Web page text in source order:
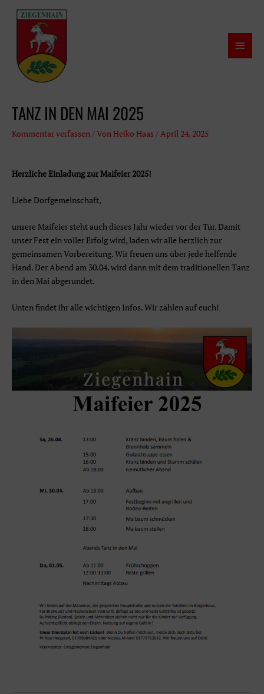
Inhalt
TANZ IN DEN MAI 2025
Kommentar verfassen/ Von Heiko Haas /April 24, 2025
Herzliche Einladung zur Maifeier 2025!
Liebe Dorfgemeinschaft,
unsere Maifeier steht auch dieses Jahr wieder vor der Tür. Damit
unser Fest ein voller Erfolg wird, laden wir alle herzlich zur
gemeinsamen Vorbereitung. Wir freuen uns über jede helfende
Hand. Der Abend am 30.04. wird dann mit dem traditionellen Tanz
in den Mai abgerundet.
Unten findet ihr alle wichtigen Infos. Wir zählen auf euch!